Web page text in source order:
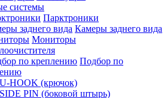
системы
Парктроники
Камеры заднего вида
Мониторы
Подбор по
U-HOOK (крючок)
SIDE PIN (боковой штырь)